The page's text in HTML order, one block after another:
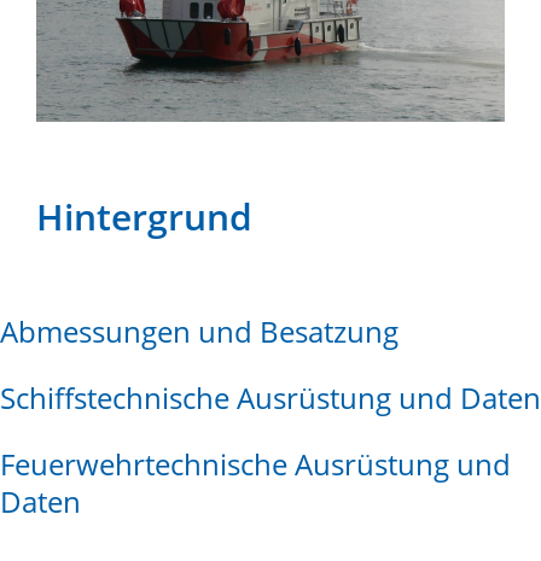
Hintergrund
Abmessungen und Besatzung
Schiffstechnische Ausrüstung und Daten
Feuerwehrtechnische Ausrüstung und
Daten